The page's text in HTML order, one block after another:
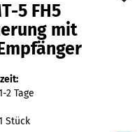
5 FH5
mit
2 Tage
Stück